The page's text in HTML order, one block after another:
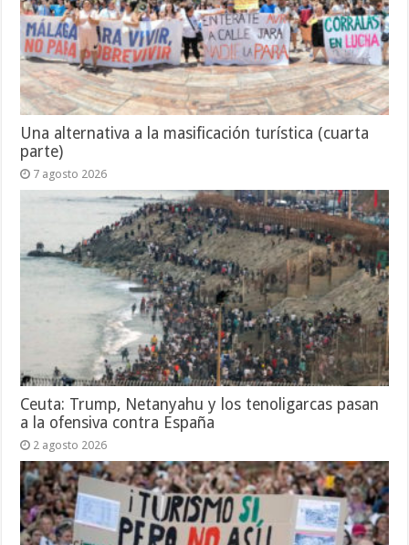
Una alternativa a la masificación turística (cuarta
parte)
7 agosto 2026
Ceuta: Trump, Netanyahu y los tenoligarcas pasan
a la ofensiva contra España
2 agosto 2026